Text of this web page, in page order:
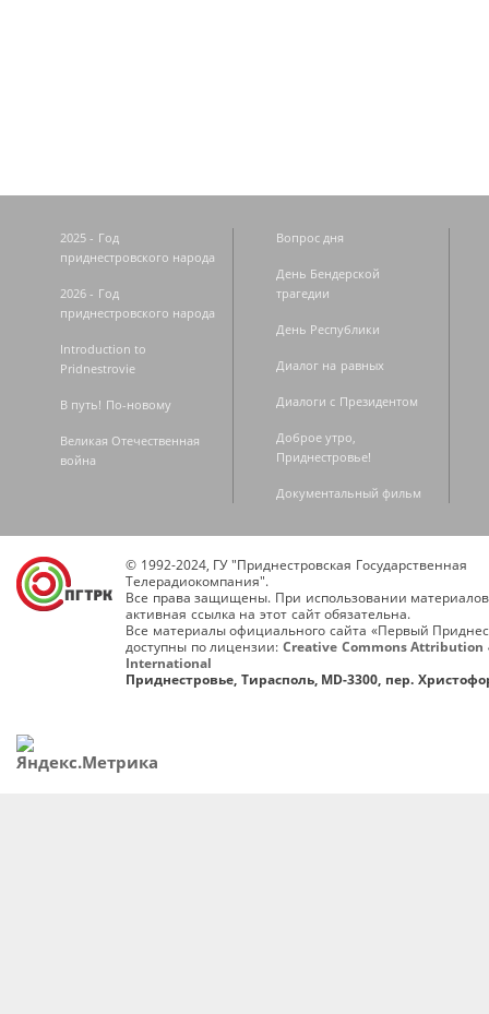
2025 - Год
приднестровского народа
2026 - Год
приднестровского народа
Introduction to
Pridnestrovie
В путь! По-новому
Великая Отечественная
война
Вопрос дня
День Бендерской
трагедии
День Республики
Диалог на равных
Диалоги с Президентом
Доброе утро,
Приднестровье!
Документальный фильм
© 1992-2024, ГУ "Приднестровская Государственная
Телерадиокомпания".
Все права защищены. При использовании
активная ссылка на этот сайт обязательна.
Все материалы официального сайта «Первый
доступны по лицензии: Creative Commons Attribution
International
Приднестровье, Тирасполь, MD-3300, пер.